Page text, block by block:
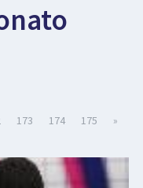
173 174 175 »